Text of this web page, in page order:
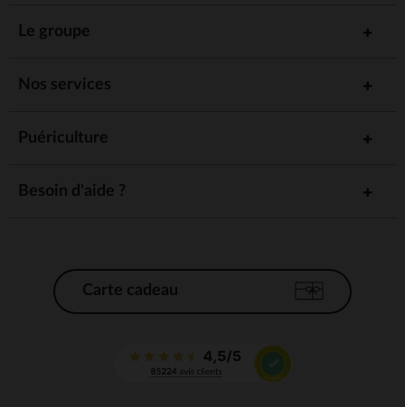
Le groupe
Nos services
Puériculture
Besoin d'aide ?
Carte cadeau